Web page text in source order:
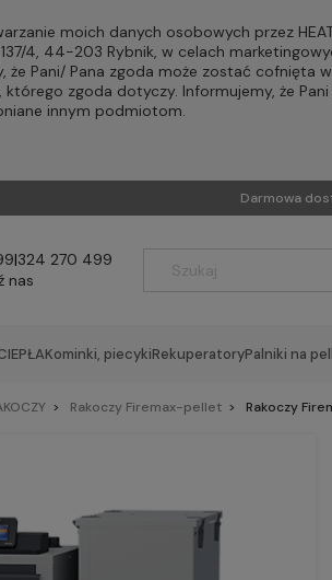
moich danych osobowych przez
4, 44-203 Rybnik, w celach
że Pani/ Pana zgoda może zostać
którego zgoda dotyczy. Informujemy, że
innym podmiotom.
Darmowa
|324 270 499
nas
Kominki, piecykiRekuperatoryPalniki na
Rakoczy Firemax-pellet Rakoczy